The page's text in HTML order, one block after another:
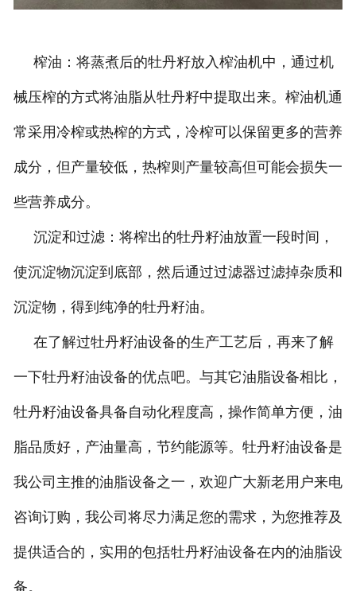
榨油：将蒸煮后的牡丹籽放入榨油机中，通过机
械压榨的方式将油脂从牡丹籽中提取出来。榨油机通
常采用冷榨或热榨的方式，冷榨可以保留更多的营养
成分，但产量较低，热榨则产量较高但可能会损失一
些营养成分。
沉淀和过滤：将榨出的牡丹籽油放置一段时间，
使沉淀物沉淀到底部，然后通过过滤器过滤掉杂质和
沉淀物，得到纯净的牡丹籽油。
在了解过牡丹籽油设备的生产工艺后，再来了解
一下牡丹籽油设备的优点吧。与其它油脂设备相比，
牡丹籽油设备具备自动化程度高，操作简单方便，油
脂品质好，产油量高，节约能源等。牡丹籽油设备是
我公司主推的油脂设备之一，欢迎广大新老用户来电
咨询订购，我公司将尽力满足您的需求，为您推荐及
提供适合的，实用的包括牡丹籽油设备在内的油脂设
备。